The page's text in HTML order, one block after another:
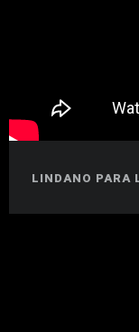
LINDANO PARA